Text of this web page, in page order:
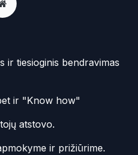
ir tiesioginis bendravimas
ir "Know how"
atstovo.
ir prižiūrime.